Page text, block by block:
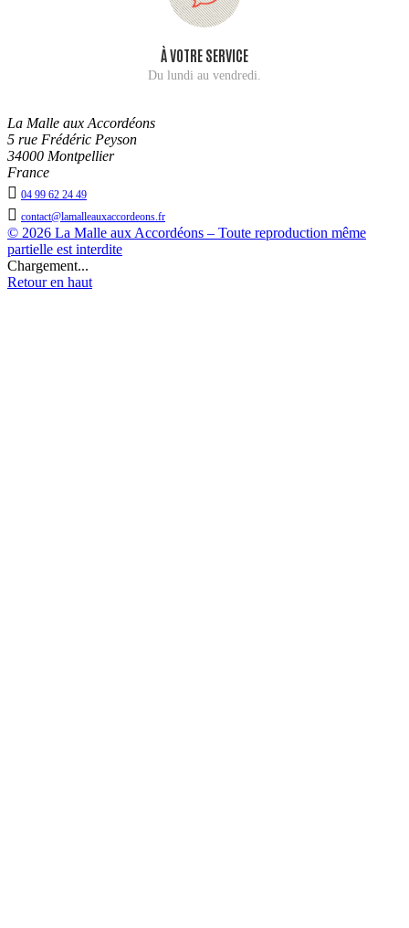
À VOTRE SERVICE
Du lundi au vendredi.
La Malle aux Accordéons
5 rue Frédéric Peyson
34000 Montpellier
France
 04 99 62 24 49
 contact@lamalleauxaccordeons.fr
© 2026 La Malle aux Accordéons – Toute reproduction même
partielle est interdite
Chargement...
Retour en haut